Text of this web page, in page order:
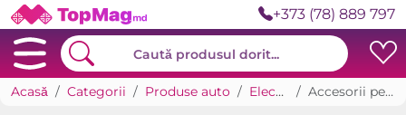
+373 (78) 889 797
Acasă Categorii Produse auto Electronice auto Accesorii pentru electronice auto